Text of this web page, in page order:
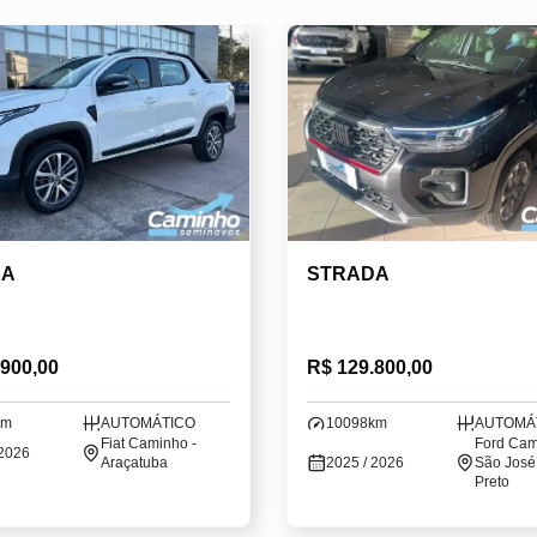
AUTOMÁTICO
Fiat Caminho -
Araçatuba
STRADA
R$ 129.800,00
10098km
2025 / 2026
Ford
São
Preto